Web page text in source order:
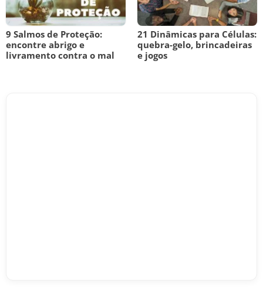
9 Salmos de Proteção:
encontre abrigo e
livramento contra o mal
21 Dinâmicas para Células:
quebra-gelo, brincadeiras
e jogos